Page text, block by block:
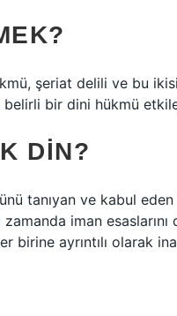
şeriat delili ve bu
bir dini hükmü
DIN?
tanıyan ve kabul
iman
birine ayrıntılı olarak